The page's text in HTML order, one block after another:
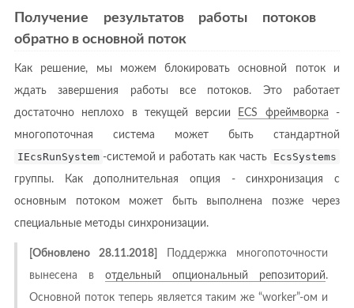
Получение результатов работы потоков
обратно в основной поток
Как решение, мы можем блокировать основной поток и
ждать завершения работы все потоков. Это работает
достаточно неплохо в текущей версии
ECS фреймворка -
многопоточная система может быть стандартной
IEcsRunSystem -системой и работать как часть EcsSystems
группы. Как дополнительная опция - синхронизация с
основным потоком может быть выполнена позже через
специальные методы синхронизации.
[Обновлено 28.11.2018]
Поддержка многопоточности
вынесена в отдельный опциональный репозиторий.
Основной поток теперь является таким же “worker”-ом и